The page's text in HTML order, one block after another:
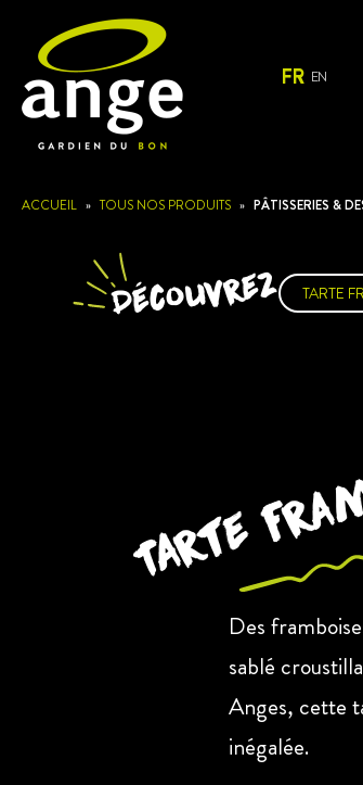
FR EN
ACCUEIL » TOUS NOS PRODUITS » PÂTISSERIES &
Découvrez TARTE
Tarte
Des
sablé
Anges, cette
inégalée.